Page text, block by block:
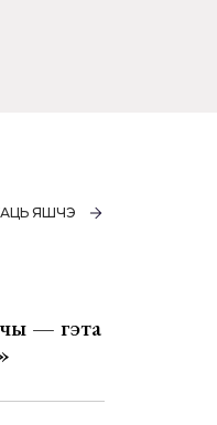
ЯШЧЭ
— гэта